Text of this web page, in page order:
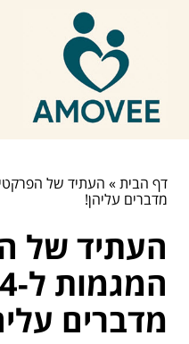
דף הבית»
מדברים עליהן!
העתיד של
מדברים